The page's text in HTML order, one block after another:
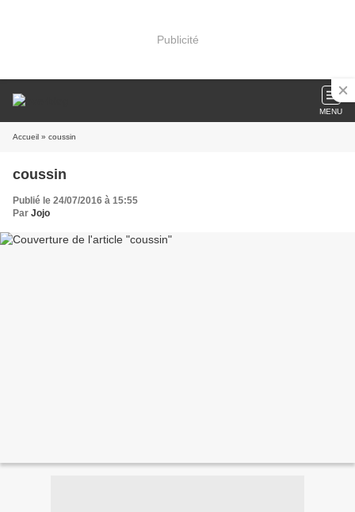
Publicité
MENU
Accueil » coussin
coussin
Publié le 24/07/2016 à 15:55
Par Jojo